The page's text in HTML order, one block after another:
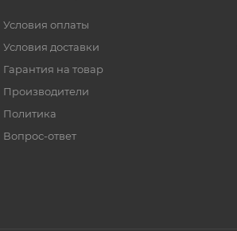
Условия оплаты
Условия доставки
Гарантия на товар
Производители
Политика
Вопрос-ответ